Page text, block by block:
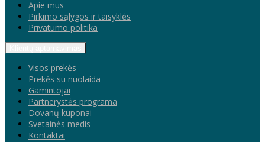
Apie mus
Pirkimo sąlygos ir taisyklės
Privatumo politika
Visos prekės
Prekės su nuolaida
Gamintojai
Partnerystės programa
Dovanų kuponai
Svetainės medis
Kontaktai